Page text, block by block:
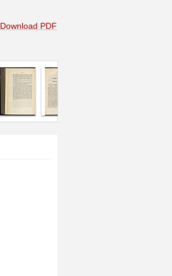
Download PDF